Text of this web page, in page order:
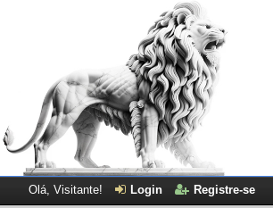
Olá, Visitante! Login Registre-se